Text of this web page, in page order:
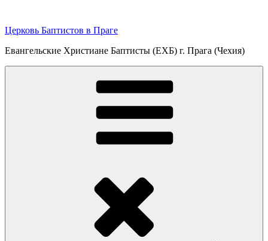
содержимому
Церковь Баптистов в Праге
Евангельские Христиане Баптисты (ЕХБ) г. Прага (Чехия)